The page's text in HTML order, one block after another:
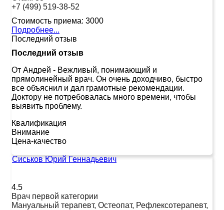
+7 (499) 519-38-52
Стоимость приема: 3000
Подробнее...
Последний отзыв
Последний отзыв
От Андрей - Вежливый, понимающий и
прямолинейный врач. Он очень доходчиво, быстро
все объяснил и дал грамотные рекомендации.
Доктору не потребовалась много времени, чтобы
выявить проблему.
Квалификация
Внимание
Цена-качество
Сиськов Юрий Геннадьевич
4.5
Врач первой категории
Мануальный терапевт, Остеопат, Рефлексотерапевт,